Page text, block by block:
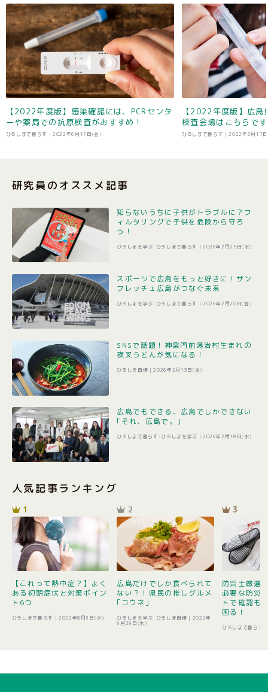
【2022年度版】感染確認には、PCRセンタ
ーや薬局での抗原検査がおすすめ！
ひろしまで暮らす |2022年6月17日(金)
【2022年度版】広島
検査会場はこちらで
ひろしまで暮らす |2022年6月17
研究員のオススメ記事
知らないうちに子供がトラブルに？フ
ィルタリングで子供を危険から守ろ
う！
ひろしまを学ぶ･ひろしまで暮らす | 2026年2月25日(水)
スポーツで広島をもっと好きに！サン
フレッチェ広島がつなぐ未来
ひろしまを学ぶ･ひろしまで暮らす | 2026年2月20日(金)
SNSで話題！神楽門前湯治村生まれの
夜叉うどんが気になる！
ひろしま自慢 |2026年2月13日(金)
広島でもできる、広島でしかできない
｢それ、広島で。｣
ひろしまで暮らす･ひろしまを学ぶ | 2026年2月18日(水)
人気記事ランキング
1
【これって熱中症？】よく
ある初期症状と対策ポイン
ト6つ
ひろしまで暮らす | 2022年8月3日(水)
2
広島だけでしか食べられて
ない？！県民の推しグルメ
｢コウネ｣
ひろしまを学ぶ･ひろしま自慢 | 2022年
9月29日(木)
3
防災士厳選
必要な防災
トで確認も
困る！
ひろしまで暮らす